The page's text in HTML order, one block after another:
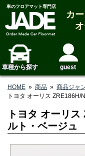
車のフロアマット専門店
カ
オ
車種から探す guest
HOME » 商品 » 商品ジャ
トヨタ オーリス ZRE186H/
トヨタ オーリ
ルト・ベージュ